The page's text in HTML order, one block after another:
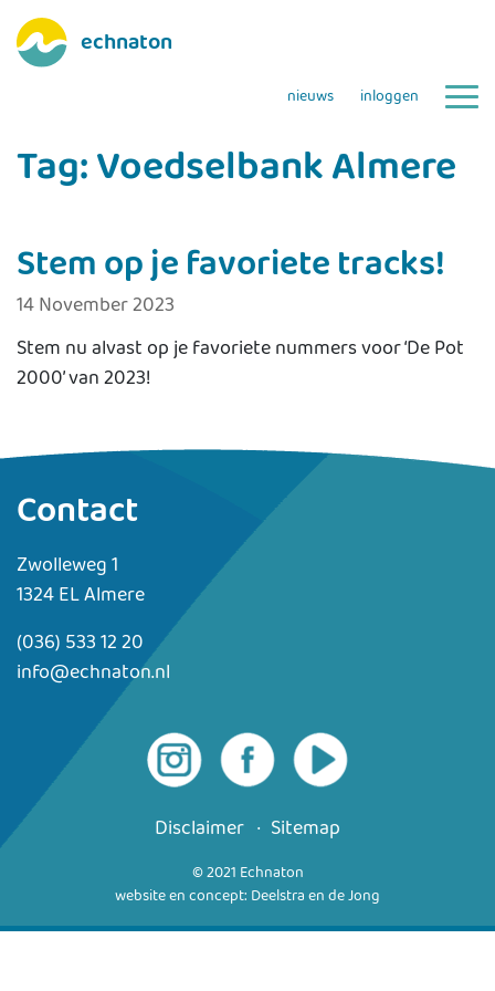
echnaton
nieuws inloggen
Tag:Voedselbank Almere
Stem op je favoriete tracks!
14 November 2023
Stem nu alvast op je favoriete nummers voor ‘De Pot
2000’ van 2023!
Contact
Zwolleweg 1
1324 EL Almere
(036) 533 12 20
info@echnaton.nl
Disclaimer Sitemap
© 2021 Echnaton
website en concept: Deelstra en de Jong